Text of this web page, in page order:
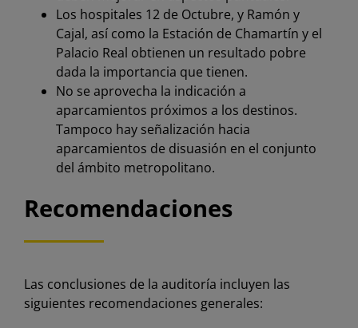
Los hospitales 12 de Octubre, y Ramón y
Cajal, así como la Estación de Chamartín y el
Palacio Real obtienen un resultado pobre
dada la importancia que tienen.
No se aprovecha la indicación a
aparcamientos próximos a los destinos.
Tampoco hay señalización hacia
aparcamientos de disuasión en el conjunto
del ámbito metropolitano.
Recomendaciones
Las conclusiones de la auditoría incluyen las
siguientes recomendaciones generales: